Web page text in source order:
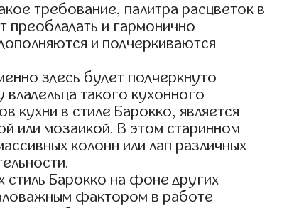
требование, палитра расцветок в
преобладать и гармонично
и подчеркиваются
здесь будет подчеркнуто
такого кухонного
кухни в стиле Барокко, является
или мозаикой. В этом старинном
колонн или лап различных
Барокко на фоне других
фактором в работе